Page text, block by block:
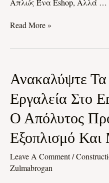
Απλώς Ένα Eshop, Αλλά …
Read More »
Ανακαλύψτε
Εργαλεία Στο
Ο Απόλυτος
Εξοπλισμό
Leave A Comment/
Zulmabrogan
Ανακαλύψτε
Καλύτερα
Εργαλεία
Στο
Ergeleia-
Store.gr: